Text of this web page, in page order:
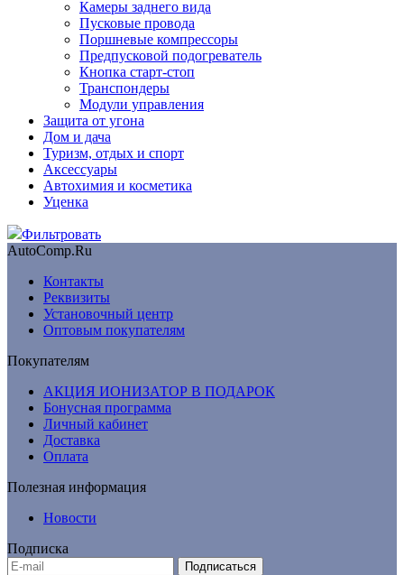
Камеры заднего вида
Пусковые провода
Поршневые компрессоры
Предпусковой подогреватель
Кнопка старт-стоп
Транспондеры
Модули управления
Защита от угона
Дом и дача
Туризм, отдых и спорт
Аксессуары
Автохимия и косметика
Уценка
Фильтровать
AutoComp.Ru
Контакты
Реквизиты
Установочный центр
Оптовым покупателям
Покупателям
АКЦИЯ ИОНИЗАТОР В ПОДАРОК
Бонусная программа
Личный кабинет
Доставка
Оплата
Полезная информация
Новости
Подписка
Подписаться